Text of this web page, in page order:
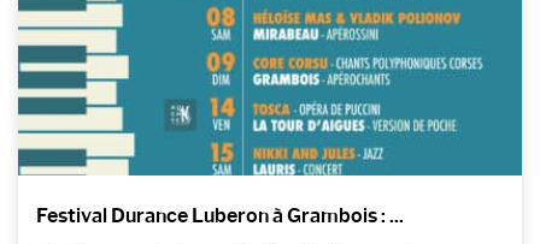
Festival Durance Luberon à Grambois : ...